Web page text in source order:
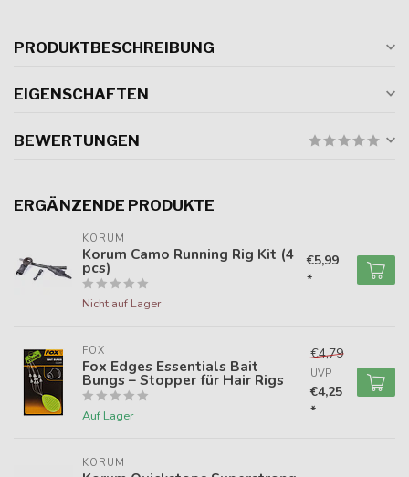
PRODUKTBESCHREIBUNG
EIGENSCHAFTEN
BEWERTUNGEN
ERGÄNZENDE PRODUKTE
KORUM
Korum Camo Running Rig Kit (4
pcs)
Nicht auf Lager
€5,99
*
FOX
Fox Edges Essentials Bait
Bungs – Stopper für Hair Rigs
Auf Lager
€4,79
UVP
€4,25
*
KORUM